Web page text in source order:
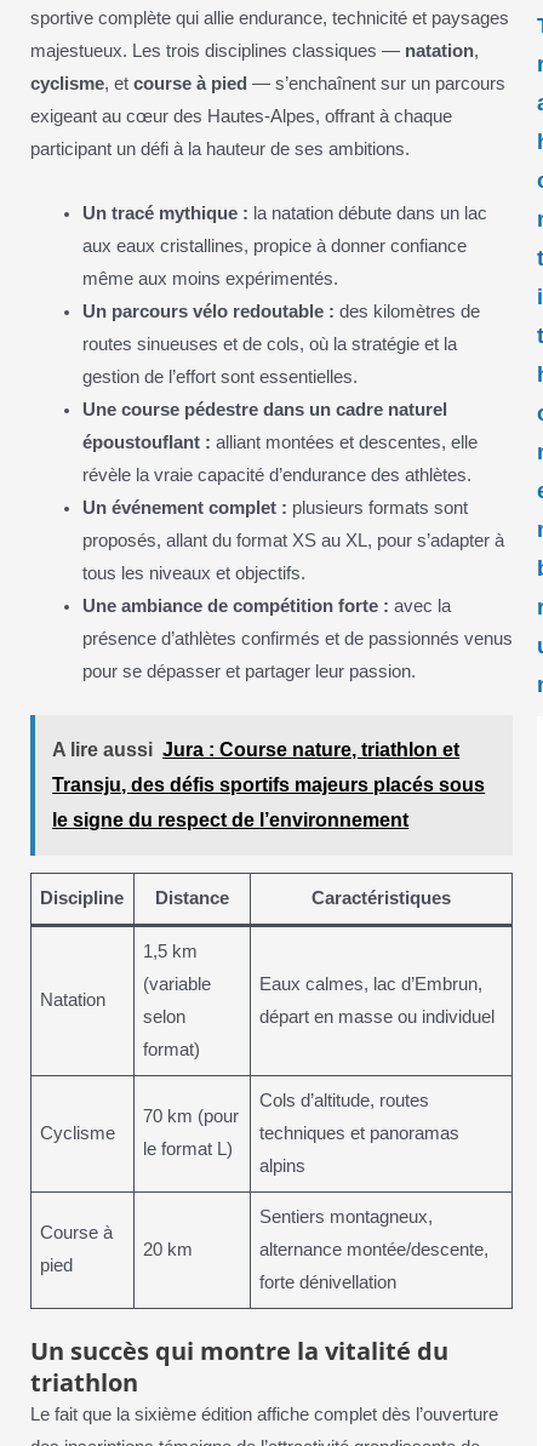
sportive complète qui allie endurance, technicité et paysages
majestueux. Les trois disciplines classiques — natation,
cyclisme, et course à pied — s’enchaînent sur un parcours
exigeant au cœur des Hautes-Alpes, offrant à chaque
participant un défi à la hauteur de ses ambitions.
Un tracé mythique : la natation débute dans un lac
aux eaux cristallines, propice à donner confiance
même aux moins expérimentés.
Un parcours vélo redoutable : des kilomètres de
routes sinueuses et de cols, où la stratégie et la
gestion de l’effort sont essentielles.
Une course pédestre dans un cadre naturel
époustouflant : alliant montées et descentes, elle
révèle la vraie capacité d’endurance des athlètes.
Un événement complet : plusieurs formats sont
proposés, allant du format XS au XL, pour s’adapter à
tous les niveaux et objectifs.
Une ambiance de compétition forte : avec la
présence d’athlètes confirmés et de passionnés venus
pour se dépasser et partager leur passion.
A lire aussi Jura : Course nature, triathlon et
Transju, des défis sportifs majeurs placés sous
le signe du respect de l’environnement
Discipline Distance Caractéristiques
Natation
1,5 km
(variable
selon
format)
Eaux calmes, lac d’Embrun,
départ en masse ou individuel
Cyclisme
70 km (pour
le format L)
Cols d’altitude, routes
techniques et panoramas
alpins
Course à
pied
20 km
Sentiers montagneux,
alternance montée/descente,
forte dénivellation
Un succès qui montre la vitalité du
triathlon
Le fait que la sixième édition affiche complet dès l’ouverture